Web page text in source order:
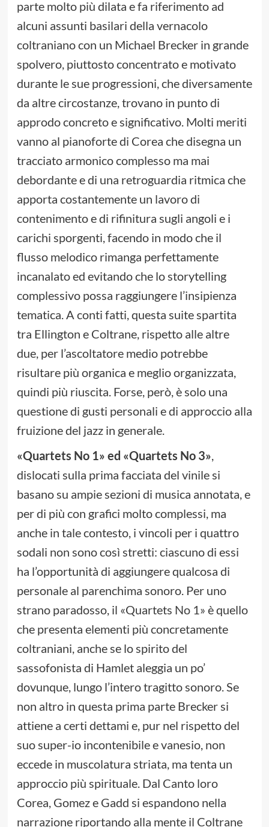
parte molto più dilata e fa riferimento ad
alcuni assunti basilari della vernacolo
coltraniano con un Michael Brecker in grande
spolvero, piuttosto concentrato e motivato
durante le sue progressioni, che diversamente
da altre circostanze, trovano in punto di
approdo concreto e significativo. Molti meriti
vanno al pianoforte di Corea che disegna un
tracciato armonico complesso ma mai
debordante e di una retroguardia ritmica che
apporta costantemente un lavoro di
contenimento e di rifinitura sugli angoli e i
carichi sporgenti, facendo in modo che il
flusso melodico rimanga perfettamente
incanalato ed evitando che lo storytelling
complessivo possa raggiungere l’insipienza
tematica. A conti fatti, questa suite spartita
tra Ellington e Coltrane, rispetto alle altre
due, per l’ascoltatore medio potrebbe
risultare più organica e meglio organizzata,
quindi più riuscita. Forse, però, è solo una
questione di gusti personali e di approccio alla
fruizione del jazz in generale.
«Quartets No 1» ed «Quartets No 3»
dislocati sulla prima facciata del vinile si
basano su ampie sezioni di musica annotata, e
per di più con grafici molto complessi, ma
anche in tale contesto, i vincoli per i quattro
sodali non sono così stretti: ciascuno di essi
ha l’opportunità di aggiungere qualcosa di
personale al parenchima sonoro. Per uno
strano paradosso, il «Quartets No 1» è quello
che presenta elementi più concretamente
coltraniani, anche se lo spirito del
sassofonista di Hamlet aleggia un po’
dovunque, lungo l’intero tragitto sonoro. Se
non altro in questa prima parte Brecker si
attiene a certi dettami e, pur nel rispetto del
suo super-io incontenibile e vanesio, non
eccede in muscolatura striata, ma tenta un
approccio più spirituale. Dal Canto loro
Corea, Gomez e Gadd si espandono nella
narrazione riportando alla mente il Coltrane